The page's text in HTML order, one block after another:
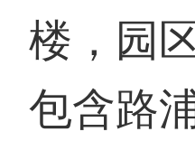
楼，园
包含路